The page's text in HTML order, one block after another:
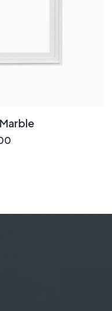
price was: $3.00.
Current price is: $2.00.